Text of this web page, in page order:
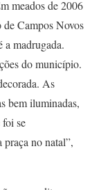
meados de 2006
Campos Novos
a madrugada.
do município.
As
bem iluminadas,
se
praça no natal”,